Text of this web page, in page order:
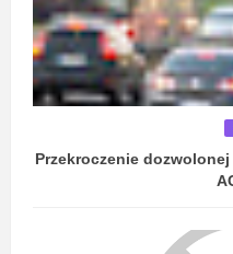
Przekroczenie